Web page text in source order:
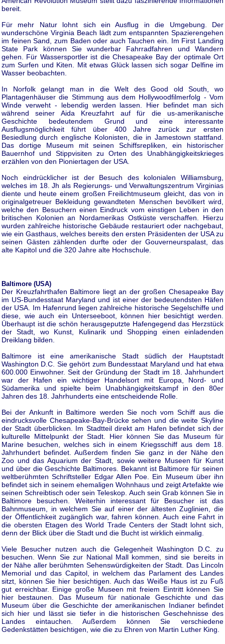
bereit.
Für mehr Natur lohnt sich ein Ausflug in die Umgebung. Der
wunderschöne Virginia Beach lädt zum entspannten Spazierengehen
im feinen Sand, zum Baden oder auch Tauchen ein. Im First Landing
State Park können Sie wunderbar Fahrradfahren und Wandern
gehen. Für Wassersportler ist die Chesapeake Bay der optimale Ort
zum Surfen und Kiten. Mit etwas Glück lassen sich sogar Delfine im
Wasser beobachten.
In Norfolk gelangt man in die Welt des Good old South, wo
Plantagenhäuser die Stimmung aus dem Hollywoodfilmerfolg - Vom
Winde verweht - lebendig werden lassen. Hier befindet man sich
während seiner Aida Kreuzfahrt auf für die us-amerikanische
Geschichte bedeutendem Grund und eine interessante
Ausflugsmöglichkeit führt über 400 Jahre zurück zur ersten
Besiedlung durch englische Kolonisten, die in Jamestown stattfand.
Das dortige Museum mit seinen Schiffsrepliken, ein historischer
Bauernhof und Stippvisiten zu Orten des Unabhängigkeitskrieges
erzählen von den Pioniertagen der USA.
Noch eindrücklicher ist der Besuch des kolonialen Williamsburg,
welches im 18. Jh als Regierungs- und Verwaltungszentrum Virginias
diente und heute einem großen Freilichtmuseum gleicht, das von in
originalgetreuer Bekleidung gewandteten Menschen bevölkert wird,
welche den Besuchern einen Eindruck vom einstigen Leben in den
britischen Kolonien an Nordamerikas Ostküste verschaffen. Hierzu
wurden zahlreiche historische Gebäude restauriert oder nachgebaut,
wie ein Gasthaus, welches bereits den ersten Präsidenten der USA zu
seinen Gästen zählenden durfte oder der Gouverneurspalast, das
alte Kapitol und die 320 Jahre alte Hochschule.
Baltimore (USA)
Der Kreuzfahrthafen Baltimore liegt an der großen Chesapeake Bay
im US-Bundesstaat Maryland und ist einer der bedeutendsten Häfen
der USA. Im Hafenrund liegen zahlreiche historische Segelschiffe und
diese, wie auch ein Unterseeboot, können hier besichtigt werden.
Überhaupt ist die schön herausgeputzte Hafengegend das Herzstück
der Stadt, wo Kunst, Kulinarik und Shopping einen einladenden
Dreiklang bilden.
Baltimore ist eine amerikanische Stadt südlich der Hauptstadt
Washington D.C. Sie gehört zum Bundesstaat Maryland und hat etwa
600.000 Einwohner. Seit der Gründung der Stadt im 18. Jahrhundert
war der Hafen ein wichtiger Handelsort mit Europa, Nord- und
Südamerika und spielte beim Unabhängigkeitskampf in den 80er
Jahren des 18. Jahrhunderts eine entscheidende Rolle.
Bei der Ankunft in Baltimore werden Sie noch vom Schiff aus die
eindrucksvolle Chesapeake-Bay-Brücke sehen und die weite Skyline
der Stadt überblicken. Im Stadtteil direkt am Hafen befindet sich der
kulturelle Mittelpunkt der Stadt. Hier können Sie das Museum für
Marine besuchen, welches sich in einem Kriegsschiff aus dem 18.
Jahrhundert befindet. Außerdem finden Sie ganz in der Nähe den
Zoo und das Aquarium der Stadt, sowie weitere Museen für Kunst
und über die Geschichte Baltimores. Bekannt ist Baltimore für seinen
weltberühmten Schriftsteller Edgar Allen Poe. Ein Museum über ihn
befindet sich in seinem ehemaligen Wohnhaus und zeigt Artefakte wie
seinen Schreibtisch oder sein Teleskop. Auch sein Grab können Sie in
Baltimore besuchen. Weiterhin interessant für Besucher ist das
Bahnmuseum, in welchem Sie auf einer der ältesten Zuglinien, die
der Öffentlichkeit zugänglich war, fahren können. Auch eine Fahrt in
die obersten Etagen des World Trade Centers der Stadt lohnt sich,
denn der Blick über die Stadt und die Bucht ist wirklich einmalig.
Viele Besucher nutzen auch die Gelegenheit Washington D.C. zu
besuchen. Wenn Sie zur National Mall kommen, sind sie bereits in
der Nähe aller berühmten Sehenswürdigkeiten der Stadt. Das Lincoln
Memorial und das Capitol, in welchem das Parlament des Landes
sitzt, können Sie hier besichtigen. Auch das Weiße Haus ist zu Fuß
gut erreichbar. Einige große Museen mit freiem Eintritt können Sie
hier bestaunen. Das Museum für nationale Geschichte und das
Museum über die Geschichte der amerikanischen Indianer befindet
sich hier und lässt sie tiefer in die historischen Geschehnisse des
Landes eintauchen. Außerdem können Sie verschiedene
Gedenkstätten besichtigen, wie die zu Ehren von Martin Luther King.